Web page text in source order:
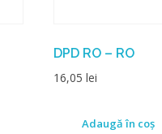
DPD RO – RO
16,05 lei
Adaugă în coș